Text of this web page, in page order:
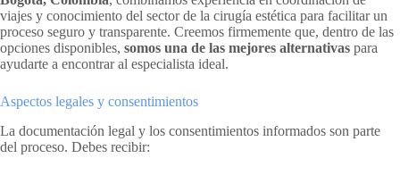
viajes y conocimiento del sector de la cirugía estética para facilitar un
proceso seguro y transparente. Creemos firmemente que, dentro de las
opciones disponibles, somos una de las mejores alternativas para
ayudarte a encontrar al especialista ideal.
Aspectos legales y consentimientos
La documentación legal y los consentimientos informados son parte
del proceso. Debes recibir: